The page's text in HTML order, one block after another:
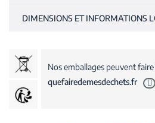
DIMENSIONS ET INFORMATIONS
Nos emballages peuvent
quefairedemesdechets.fr